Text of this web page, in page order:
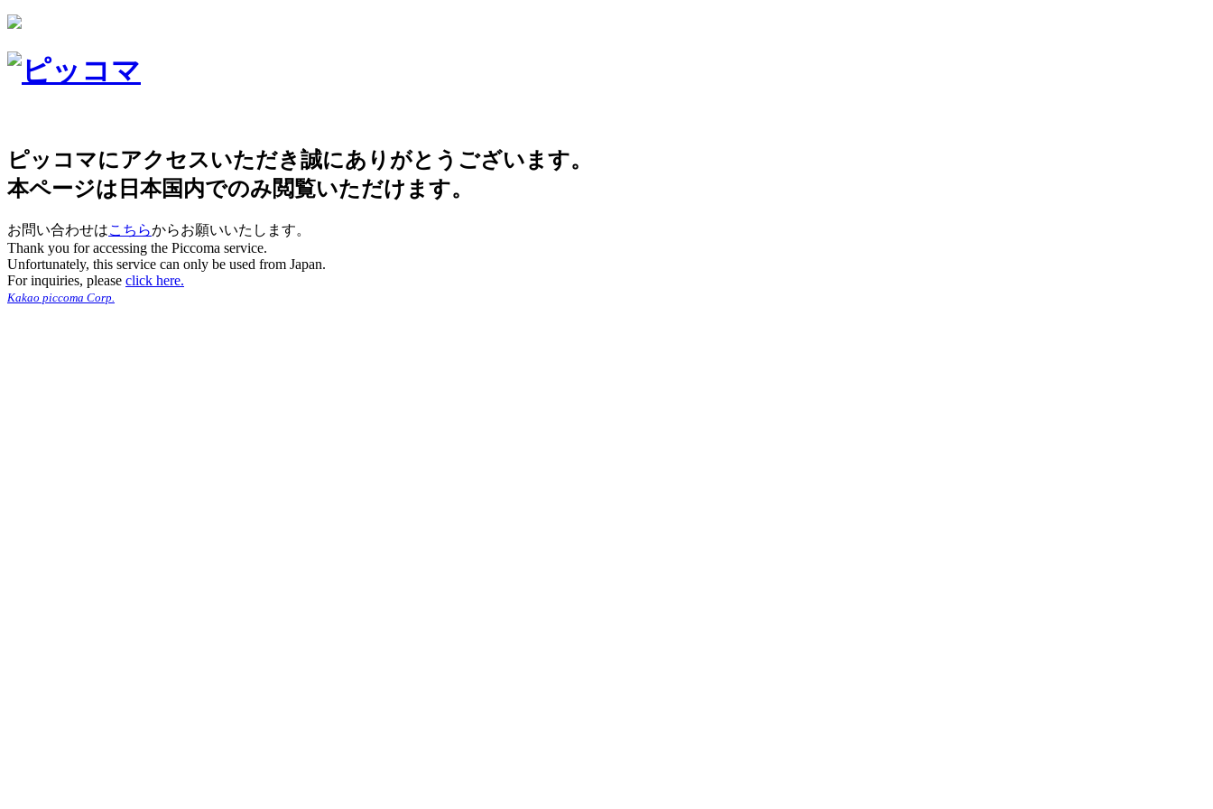
ピッコマにアクセスいただき誠にありがとうございます。
本ページは日本国内でのみ閲覧いただけます。
お問い合わせはこちらからお願いいたします。
Thank you for accessing the Piccoma service.
Unfortunately, this service can only be used from Japan.
For inquiries, please click here.
Kakao piccoma Corp.